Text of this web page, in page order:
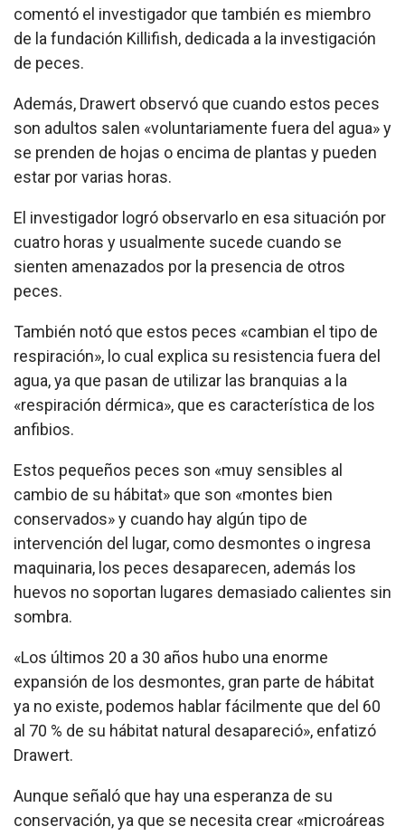
comentó el investigador que también es miembro
de la fundación Killifish, dedicada a la investigación
de peces.
Además, Drawert observó que cuando estos peces
son adultos salen «voluntariamente fuera del agua» y
se prenden de hojas o encima de plantas y pueden
estar por varias horas.
El investigador logró observarlo en esa situación por
cuatro horas y usualmente sucede cuando se
sienten amenazados por la presencia de otros
peces.
También notó que estos peces «cambian el tipo de
respiración», lo cual explica su resistencia fuera del
agua, ya que pasan de utilizar las branquias a la
«respiración dérmica», que es característica de los
anfibios.
Estos pequeños peces son «muy sensibles al
cambio de su hábitat» que son «montes bien
conservados» y cuando hay algún tipo de
intervención del lugar, como desmontes o ingresa
maquinaria, los peces desaparecen, además los
huevos no soportan lugares demasiado calientes sin
sombra.
«Los últimos 20 a 30 años hubo una enorme
expansión de los desmontes, gran parte de hábitat
ya no existe, podemos hablar fácilmente que del 60
al 70 % de su hábitat natural desapareció», enfatizó
Drawert.
Aunque señaló que hay una esperanza de su
conservación, ya que se necesita crear «microáreas